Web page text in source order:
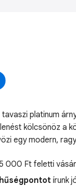
platinum
kölcsönöz a
egy modern,
000 Ft feletti
írunk